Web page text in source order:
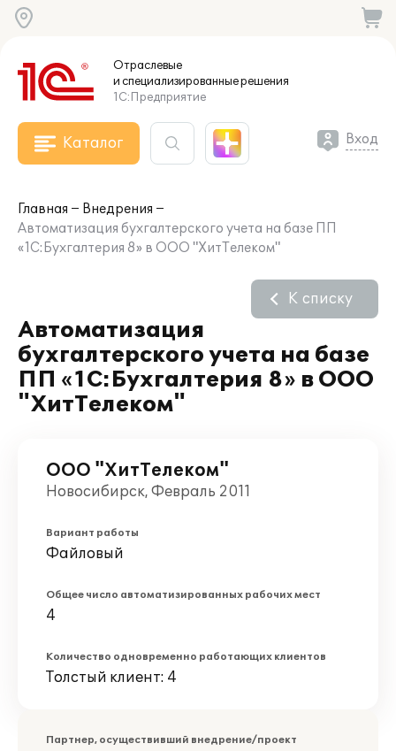
Отраслевые
и специализированныерешения
1С:Предприятие
Каталог Вход
Главная
Внедрения
Автоматизация бухгалтерского учета на базе ПП
«1С:Бухгалтерия 8» в ООО "ХитТелеком"
Автоматизация
бухгалтерского учета на базе
ПП «1С:Бухгалтерия 8» в ООО
"ХитТелеком"
К списку
ООО "ХитТелеком"
Новосибирск, Февраль 2011
Вариант работы
Файловый
Общее число автоматизированных рабочих мест
4
Количество одновременно работающих клиентов
Толстый клиент: 4
Партнер, осуществивший внедрение/проект